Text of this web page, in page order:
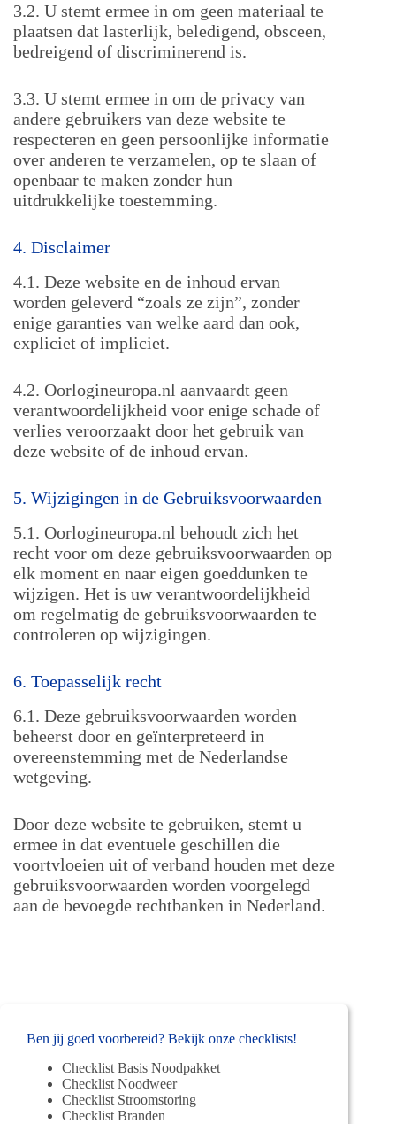
3.2. U stemt ermee in om geen materiaal te
plaatsen dat lasterlijk, beledigend, obsceen,
bedreigend of discriminerend is.
3.3. U stemt ermee in om de privacy van
andere gebruikers van deze website te
respecteren en geen persoonlijke informatie
over anderen te verzamelen, op te slaan of
openbaar te maken zonder hun
uitdrukkelijke toestemming.
4. Disclaimer
4.1. Deze website en de inhoud ervan
worden geleverd “zoals ze zijn”, zonder
enige garanties van welke aard dan ook,
expliciet of impliciet.
4.2. Oorlogineuropa.nl aanvaardt geen
verantwoordelijkheid voor enige schade of
verlies veroorzaakt door het gebruik van
deze website of de inhoud ervan.
5. Wijzigingen in de Gebruiksvoorwaarden
5.1. Oorlogineuropa.nl behoudt zich het
recht voor om deze gebruiksvoorwaarden op
elk moment en naar eigen goeddunken te
wijzigen. Het is uw verantwoordelijkheid
om regelmatig de gebruiksvoorwaarden te
controleren op wijzigingen.
6. Toepasselijk recht
6.1. Deze gebruiksvoorwaarden worden
beheerst door en geïnterpreteerd in
overeenstemming met de Nederlandse
wetgeving.
Door deze website te gebruiken, stemt u
ermee in dat eventuele geschillen die
voortvloeien uit of verband houden met deze
gebruiksvoorwaarden worden voorgelegd
aan de bevoegde rechtbanken in Nederland.
Ben jij goed voorbereid? Bekijk onze checklists!
Checklist Basis Noodpakket
Checklist Noodweer
Checklist Stroomstoring
Checklist Branden